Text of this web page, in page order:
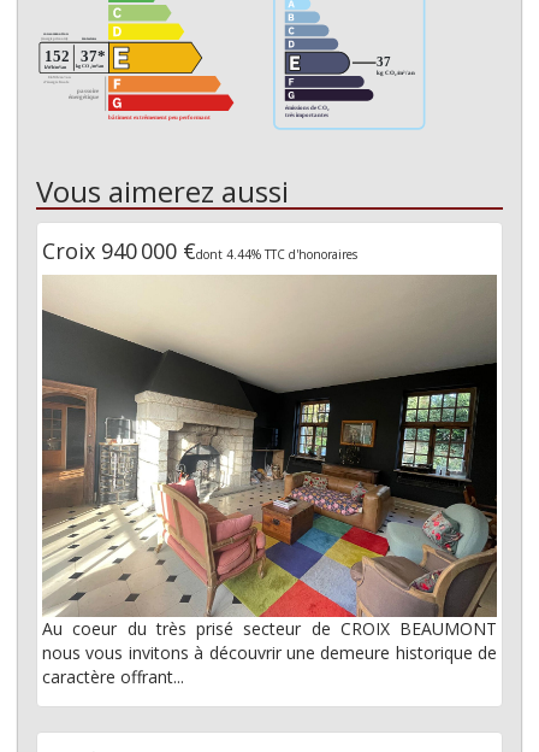
Vous aimerez aussi
Croix 940 000 €dont 4.44% TTC d'honoraires
Au coeur du très prisé secteur de CROIX BEAUMONT
nous vous invitons à découvrir une demeure historique de
caractère offrant...